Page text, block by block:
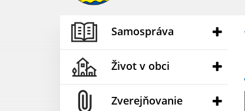
Samospráva
Život v obci
Zverejňovanie